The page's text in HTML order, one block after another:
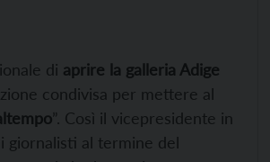
di aprire la galleria Adige
condivisa per mettere al
”. Così il vicepresidente in
giornalisti al termine del